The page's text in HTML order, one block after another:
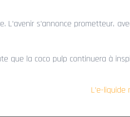
s’annonce prometteur,
la coco pulp continuera à
L’e-